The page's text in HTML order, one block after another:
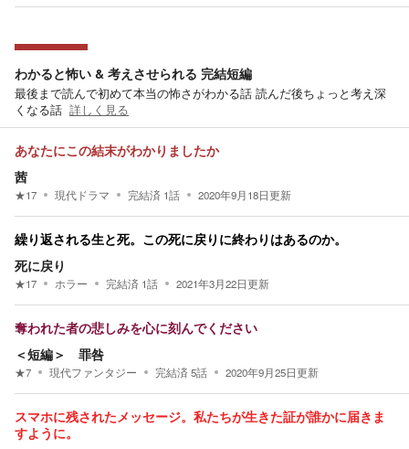
わかると怖い & 考えさせられる 完結短編
最後まで読んで初めて本当の怖さがわかる話 読んだ後ちょっと考え深
くなる話 詳しく見る
あなたにこの結末がわかりましたか
茜
★17 現代ドラマ 完結済 1話 2020年9月18日更新
繰り返される生と死。この死に戻りに終わりはあるのか。
死に戻り
★17 ホラー 完結済 1話 2021年3月22日更新
奪われた者の悲しみを心に刻んでください
＜短編＞ 罪咎
★7 現代ファンタジー 完結済5話 2020年9月25日更新
スマホに残されたメッセージ。私たちが生きた証が誰かに届きま
すように。